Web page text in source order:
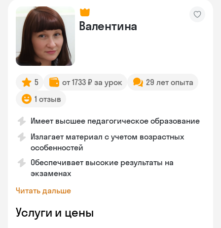
Валентина
5 от 1733 ₽ за урок
29 лет опыта
1 отзыв
Имеет высшее педагогическое образование
Излагает материал с учетом возрастных
особенностей
Обеспечивает высокие результаты на
экзаменах
Читать дальше
Услуги и цены